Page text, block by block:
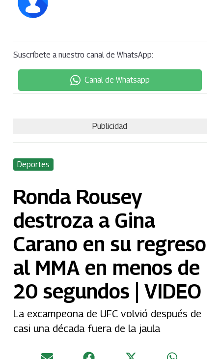
Suscríbete a nuestro canal de WhatsApp:
Canal de Whatsapp
Publicidad
Deportes
Ronda Rousey
destroza a Gina
Carano en su regreso
al MMA en menos de
20 segundos | VIDEO
La excampeona de UFC volvió después de
casi una década fuera de la jaula